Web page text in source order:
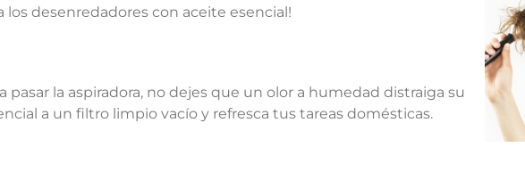
desenredadores con aceite esencial!
la aspiradora, no dejes que un olor a humedad distraiga su
a un filtro limpio vacío y refresca tus tareas domésticas.